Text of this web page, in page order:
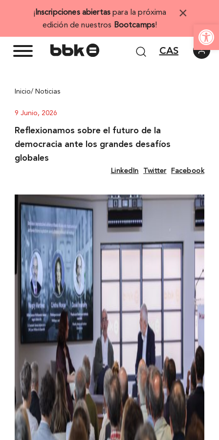
Abrir
¡ Inscripciones abiertas para la próxima
edición de nuestros Bootcamps!
×
CAS
Inicio/ Noticias
9 Junio, 2026
Reflexionamos sobre el futuro de la
democracia ante los grandes desafíos
globales
LinkedIn Twitter Facebook